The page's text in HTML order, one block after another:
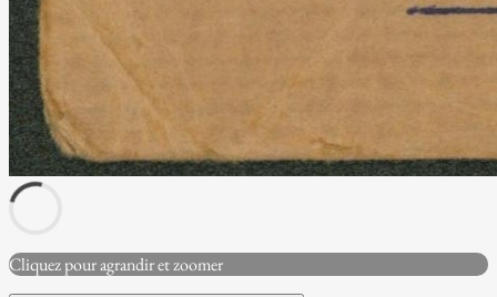
Cliquez pour agrandir et zoomer